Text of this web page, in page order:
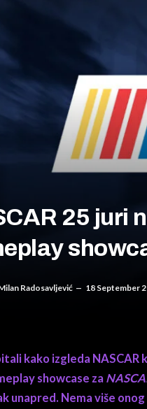
25 juri
Radosavljević 18 September
kako izgleda NASCAR
showcase za
unapred. Nema više